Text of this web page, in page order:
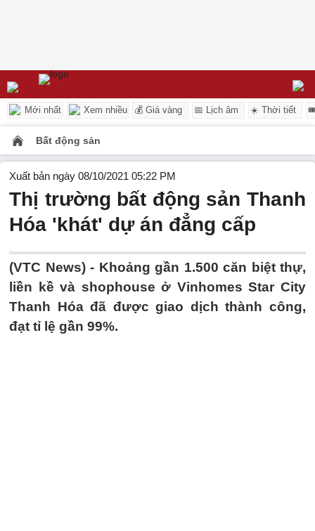
Mới nhất Xem nhiều 💰 Giá vàng 📅 Lịch âm ☀️ Thời tiết
Bất động sản
Xuất bản ngày 08/10/2021 05:22 PM
Thị trường bất động sản Thanh
Hóa 'khát' dự án đẳng cấp
(VTC News) - Khoảng gần 1.500 căn biệt thự,
liền kề và shophouse ở Vinhomes Star City
Thanh Hóa đã được giao dịch thành công,
đạt tỉ lệ gần 99%.